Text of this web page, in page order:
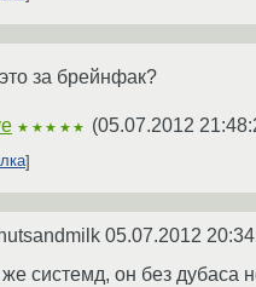
за брейнфак?
★★★★★ (05.07.2012
05.07.2012
системд, он без дубаса